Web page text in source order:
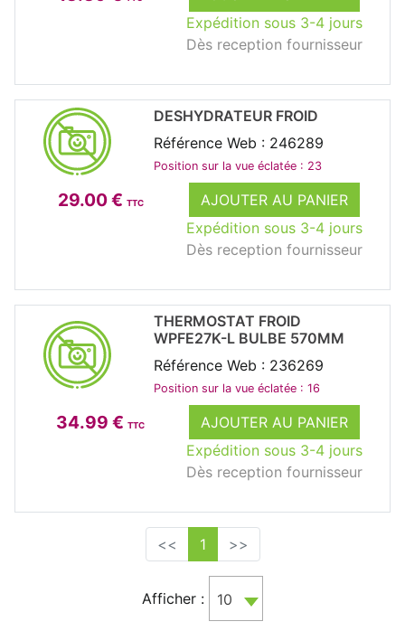
Expédition sous 3-4 jours
Dès reception fournisseur
29.00 € TTC
AJOUTER AU PANIER
Expédition sous 3-4 jours
Dès reception fournisseur
DESHYDRATEUR FROID
Référence Web : 246289
Position sur la vue éclatée : 23
34.99 € TTC
AJOUTER AU PANIER
Expédition sous 3-4 jours
Dès reception fournisseur
THERMOSTAT FROID
WPFE27K-L BULBE 570MM
Référence Web : 236269
Position sur la vue éclatée : 16
<< 1 >>
Afficher : 10